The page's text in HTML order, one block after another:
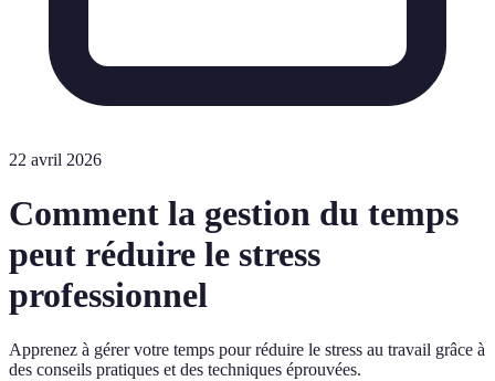
22 avril 2026
Comment la gestion du temps
peut réduire le stress
professionnel
Apprenez à gérer votre temps pour réduire le stress au travail grâce à
des conseils pratiques et des techniques éprouvées.